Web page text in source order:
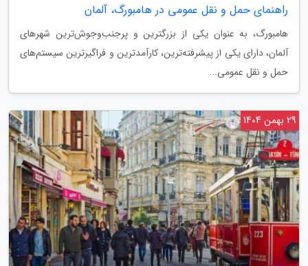
راهنمای حمل و نقل عمومی در هامبورگ، آلمان
هامبورگ، به عنوان یکی از بزرگترین و پرجنب‌وجوش‌ترین شهرهای
آلمان، دارای یکی از پیشرفته‌ترین، کارآمدترین و فراگیرترین سیستم‌های
حمل و نقل عمومی...
29 بهمن 1404